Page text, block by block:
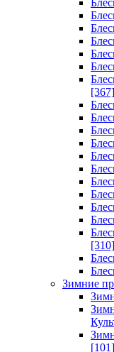
[367]
[310]
Зимние
[101]